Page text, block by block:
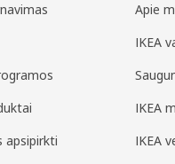
apsipirkti
Apie
IKEA
IKEA
IKEA